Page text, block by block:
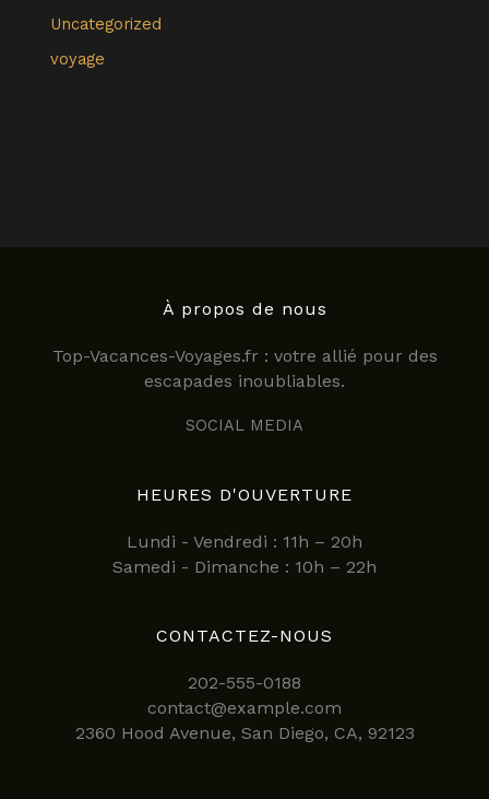
Uncategorized
voyage
À propos de nous
Top-Vacances-Voyages.fr : votre allié pour des
escapades inoubliables.
SOCIAL MEDIA
HEURES D'OUVERTURE
Lundi - Vendredi : 11h – 20h
Samedi - Dimanche : 10h – 22h
CONTACTEZ-NOUS
202-555-0188
contact@example.com
2360 Hood Avenue, San Diego, CA, 92123